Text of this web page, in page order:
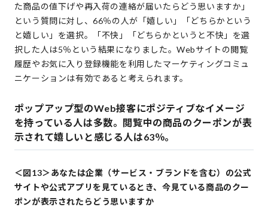
た商品の値下げや再入荷の連絡が届いたらどう思いますか」
という質問に対し、66％の人が「嬉しい」「どちらかという
と嬉しい」を選択。「不快」「どちらかというと不快」を選
択した人は5％という結果になりました。Webサイトの閲覧
履歴やお気に入り登録機能を利用したマーケティングコミュ
ニケーションは有効であると考えられます。
ポップアップ型のWeb接客にポジティブなイメージ
を持っている人は多数。閲覧中の商品のクーポンが表
示されて嬉しいと感じる人は63％。
＜図13＞あなたは企業（サービス・ブランドを含む）の公式
サイトや公式アプリを見ているとき、今見ている商品のクー
ポンが表示されたらどう思いますか